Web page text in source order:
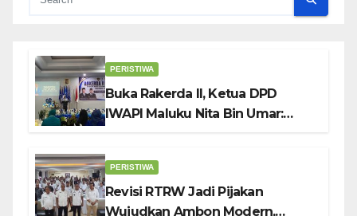
PERISTIWA
Buka Rakerda II, Ketua DPD
IWAPI Maluku Nita Bin Umar:
PERISTIWA
Revisi RTRW Jadi Pijakan
Wujudkan Ambon Modern,